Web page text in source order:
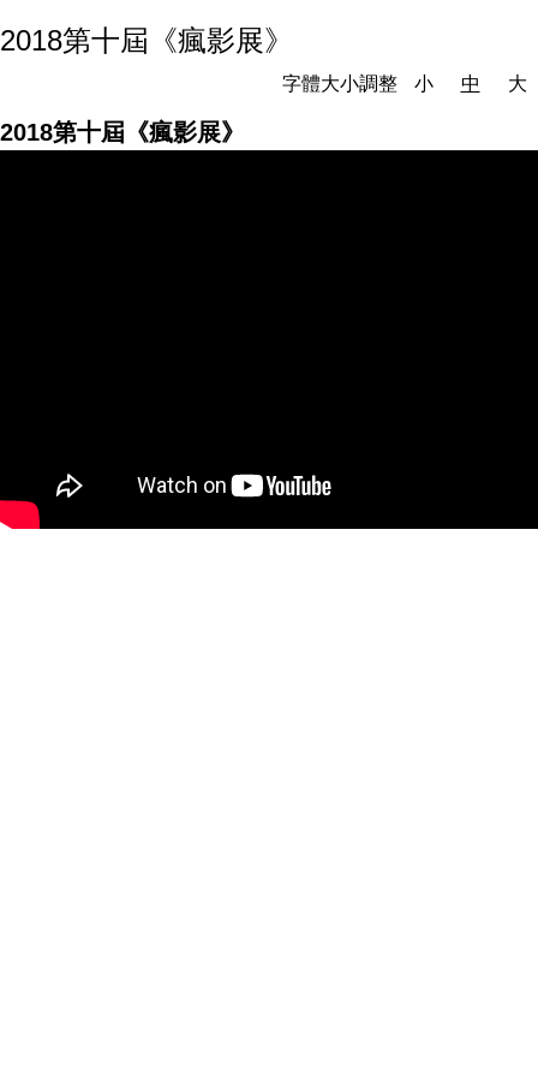
2018第十屆《瘋影展》
字體大小調整 小 中 大
2018第十屆《瘋影展》